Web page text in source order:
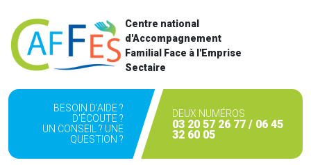
Centre national
d'Accompagnement
Familial Face à l'Emprise
Sectaire
BESOIN D'AIDE ?
D'ÉCOUTE ?
UN CONSEIL ? UNE
QUESTION ?
DEUX NUMÉROS
03 20 57 26 77 / 06 45
32 60 05